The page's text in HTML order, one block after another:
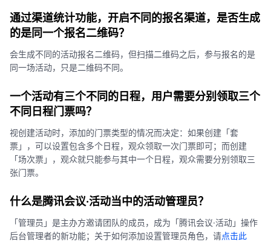
通过渠道统计功能，开启不同的报名渠道，是否生成
的是同一个报名二维码？
会生成不同的活动报名二维码，但扫描二维码之后，参与报名的是
同一场活动，只是二维码不同。
一个活动有三个不同的日程，用户需要分别领取三个
不同日程门票吗？
视创建活动时，添加的门票类型的情况而决定：如果创建「套
票」，可以设置包含多个日程，观众领取一次门票即可；而创建
「场次票」，观众就只能参与其中一个日程，观众需要分别领取三
张门票。
什么是腾讯会议·活动当中的活动管理员？
「管理员」是主办方邀请团队的成员，成为「腾讯会议·活动」操作
后台管理者的新功能；关于如何添加设置管理员角色，请点击此